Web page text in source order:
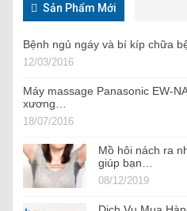
Sản Phẩm Mới
Bệnh ngủ ngáy và bí kíp chữa
12/03/2016
Máy massage Panasonic EW-
xương…
18/07/2016
Mồ hôi nách ra
giúp bạn…
08/12/2019